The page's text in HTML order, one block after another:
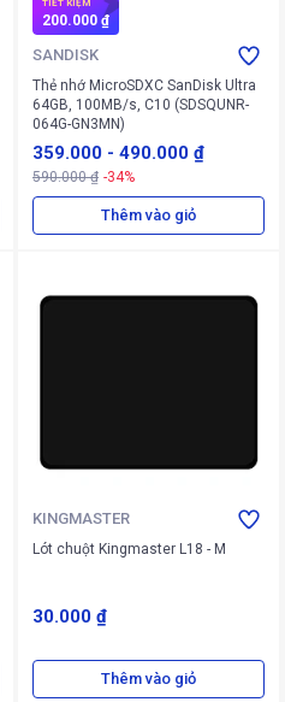
TIẾT KIỆM
200.000 ₫
SANDISK
Thẻ nhớ MicroSDXC SanDisk Ultra
64GB, 100MB/s, C10 (SDSQUNR-
064G-GN3MN)
359.000 - 490.000 ₫
590.000 ₫ -34%
Thêm vào giỏ
KINGMASTER
Lót chuột Kingmaster L18 - M
30.000 ₫
Thêm vào giỏ